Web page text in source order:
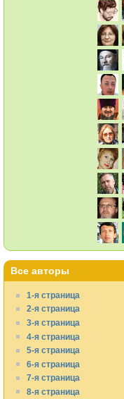
Все авторы
1-я страница
2-я страница
3-я страница
4-я страница
5-я страница
6-я страница
7-я страница
8-я страница